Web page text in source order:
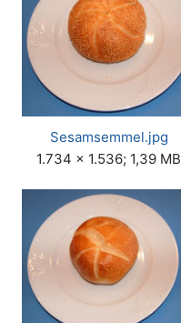
Sesamsemmel.jpg
1.734 × 1.536; 1,39 MB